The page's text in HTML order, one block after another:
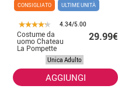
CONSIGLIATO
ULTIME UNITÀ
4.34/5.00
Costume da
uomo Chateau
La Pompette
29.99€
Unica Adulto
AGGIUNGI